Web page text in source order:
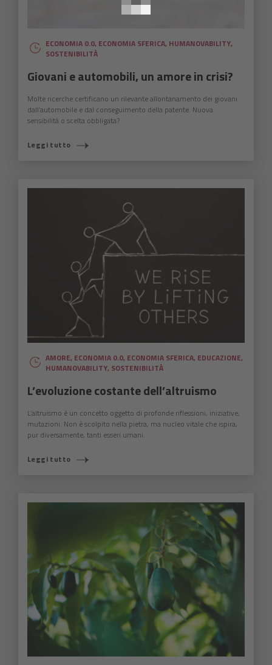
ECONOMIA 0.0, ECONOMIA SFERICA, HUMANOVABILITY,
SOSTENIBILITÀ
Giovani e automobili, un amore in crisi?
Molte ricerche certificano un rilevante allontanamento dei giovani
dall’automobile e dal conseguimento della patente. Nuova
sensibilità o scelta obbligata?
Leggi tutto
AMORE, ECONOMIA 0.0, ECONOMIA SFERICA, EDUCAZIONE,
HUMANOVABILITY, SOSTENIBILITÀ
L’evoluzione costante dell’altruismo
L’altruismo è un concetto oggetto di profonde riflessioni, iniziative,
mutazioni. Non è scolpito nella pietra, ma nucleo vitale che ispira,
pur diversamente, tanti esseri umani.
Leggi tutto